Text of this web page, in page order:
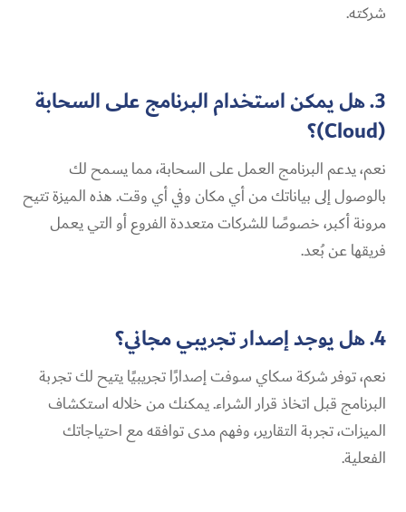
شركته.
3. هل يمكن استخدام البرنامج على السحابة
(Cloud)؟
نعم، يدعم البرنامج العمل على السحابة، مما يسمح لك
بالوصول إلى بياناتك من أي مكان وفي أي وقت. هذه الميزة تتيح
مرونة أكبر، خصوصًا للشركات متعددة الفروع أو التي يعمل
فريقها عن بُعد.
4. هل يوجد إصدار تجريبي مجاني؟
نعم، توفر شركة سكاي سوفت إصدارًا تجريبيًا يتيح لك تجربة
البرنامج قبل اتخاذ قرار الشراء. يمكنك من خلاله استكشاف
الميزات، تجربة التقارير، وفهم مدى توافقه مع احتياجاتك
الفعلية.